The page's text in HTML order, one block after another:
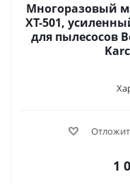
Многоразовый
XT-501,
для пылесосов
1